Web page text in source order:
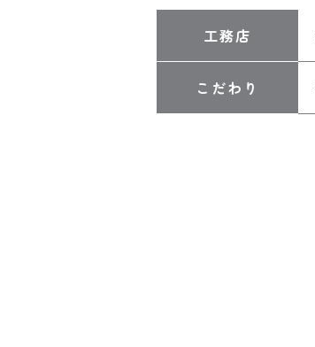
工務店
こだわり